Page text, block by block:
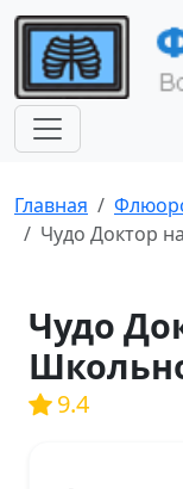
Главная
Чудо Доктор
Чудо
9.4